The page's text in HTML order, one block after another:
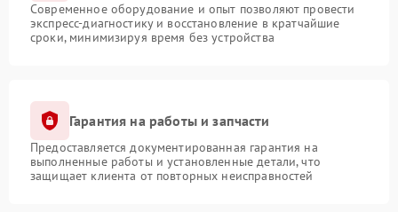
Современное оборудование и опыт позволяют провести
экспресс-диагностику и восстановление в кратчайшие
сроки, минимизируя время без устройства
Гарантия на работы и запчасти
Предоставляется документированная гарантия на
выполненные работы и установленные детали, что
защищает клиента от повторных неисправностей